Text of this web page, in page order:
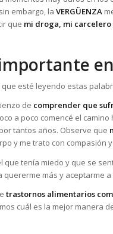
embargo, la VERGÜENZA
que mi droga, mi
esté leyendo estas
de comprender que
a poco comencé el camino
tantos años. Observe que
y me trato con compasión
que tenía miedo y que se
quererme más y aceptarme
trastornos alimentarios
cuál es la mejor manera